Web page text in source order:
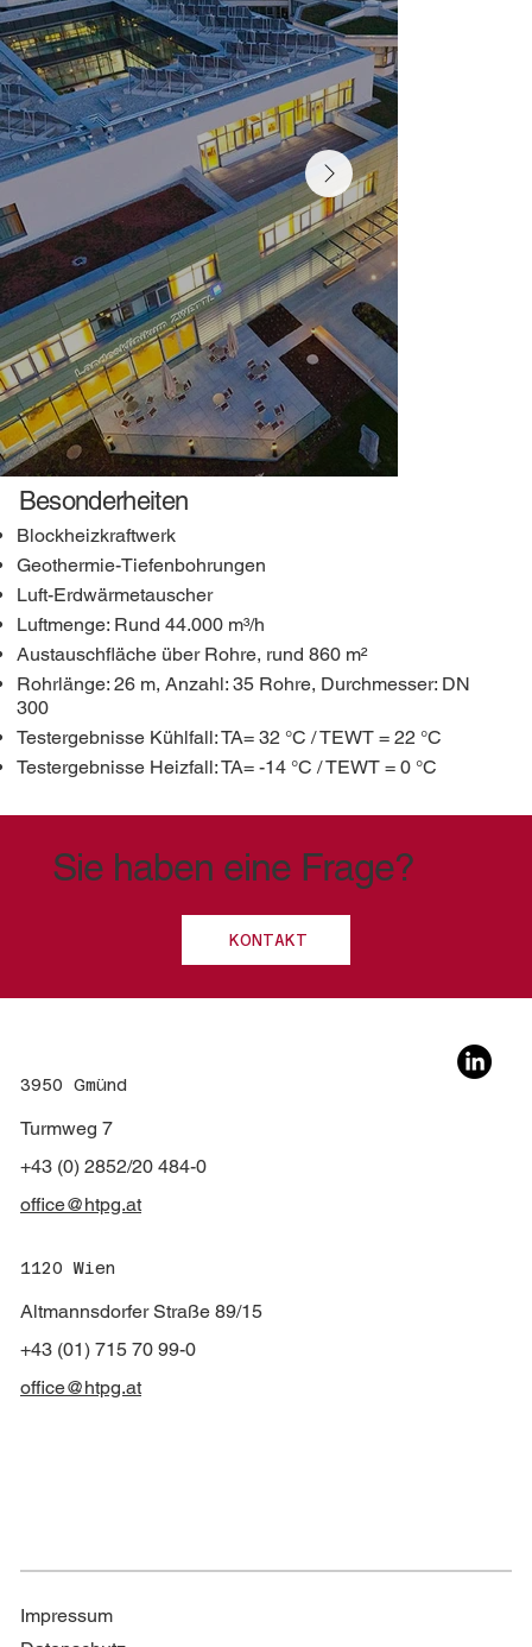
Besonderheiten
Blockheizkraftwerk
Geothermie-Tiefenbohrungen
Luft-Erdwärmetauscher
Luftmenge: Rund 44.000 m³/h
Austauschfläche über Rohre, rund 860 m²
Rohrlänge: 26 m, Anzahl: 35 Rohre, Durchmesser: DN
300
Testergebnisse Kühlfall: TA= 32 °C / TEWT = 22 °C
Testergebnisse Heizfall: TA= -14 °C / TEWT = 0 °C
Sie haben eine Frage?
KONTAKT
3950 Gmünd
Turmweg 7
+43 (0) 2852/20 484-0
office@htpg.at
1120 Wien
Altmannsdorfer Straße 89/15
+43 (01) 715 70 99-0
office@htpg.at
Impressum